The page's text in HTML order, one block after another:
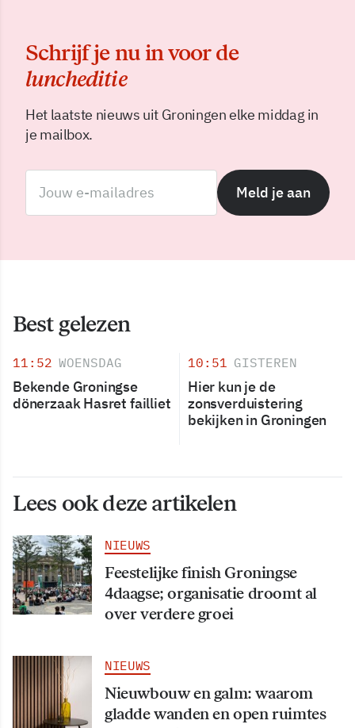
Schrijf je nu in voor de
luncheditie
Het laatste nieuws uit Groningen elke middag in
je mailbox.
Meld je aan
Best gelezen
11:52 WOENSDAG
Bekende Groningse
dönerzaak Hasret failliet
10:51 GISTEREN
Hier kun je de
zonsverduistering
bekijken in Groningen
Lees ook deze artikelen
NIEUWS
Feestelijke finish Groningse
4daagse; organisatie droomt al
over verdere groei
NIEUWS
Nieuwbouw en galm: waarom
gladde wanden en open ruimtes